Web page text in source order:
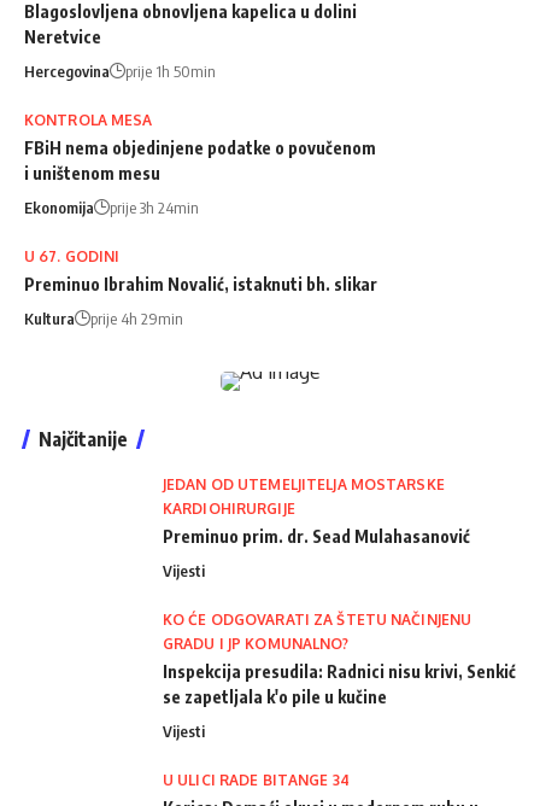
Blagoslovljena obnovljena kapelica u dolini
Neretvice
Hercegovina prije 1h 50min
KONTROLA MESA
FBiH nema objedinjene podatke o povučenom
i uništenom mesu
Ekonomija prije 3h 24min
U 67. GODINI
Preminuo Ibrahim Novalić, istaknuti bh. slikar
Kultura prije 4h 29min
Najčitanije
JEDAN OD UTEMELJITELJA MOSTARSKE
KARDIOHIRURGIJE
Preminuo prim. dr. Sead Mulahasanović
Vijesti
KO ĆE ODGOVARATI ZA ŠTETU NAČINJENU
GRADU I JP KOMUNALNO?
Inspekcija presudila: Radnici nisu krivi, Senkić
se zapetljala k'o pile u kučine
Vijesti
U ULICI RADE BITANGE 34